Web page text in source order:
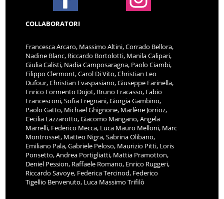
COLLABORATORI
Francesca Arcaro, Massimo Altini, Corrado Bellora,
Nadine Blanc, Riccardo Bortolotti, Manila Calipari,
Giulia Calisti, Nadia Camposaragna, Paolo Ciambi,
Filippo Clermont, Carol Di Vito, Christian Leo
Dufour, Christian Evaspasiano, Giuseppe Farinella,
Enrico Formento Dojot, Bruno Fracasso, Fabio
Francesconi, Sofia Fregnani, Giorgia Gambino,
Paolo Gatto, Michael Ghignone, Marlène Jorrioz,
Cecilia Lazzarotto, Giacomo Mangano, Angela
Marrelli, Federico Mecca, Luca Mauro Melloni, Marc
Montrosset, Matteo Nigra, Sabrina Olibano,
Emiliano Pala, Gabriele Peloso, Maurizio Pitti, Loris
Ponsetto, Andrea Portigliatti, Mattia Pramotton,
Deniel Pession, Raffaele Romano, Enrico Ruggeri,
Riccardo Savoye, Federica Tercinod, Federico
Tigellio Benvenuto, Luca Massimo Trifilò